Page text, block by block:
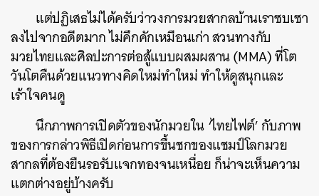
แต่ปฏิเสธไม่ได้ครับว่าวงการมวยสากลบ้านเราซบเซา
ลงไปจากอดีตมาก ไม่คึกคักเหมือนเก่า สวนทางกับ
มวยไทยและศิลปะการต่อสู้แบบผสมผสาน (MMA) ที่โต
วันโตคืนด้วยแนวทางคิดใหม่ทำใหม่ ทำให้ดูสนุกและ
เร้าใจคนดู
นึกภาพการเปิดตัวของนักมวยใน ‘ไทยไฟต์’ กับภาพ
ของการกล่าวพิธีเปิดก่อนการขึ้นชกของแชมป์โลกมวย
สากลที่ต้องยืนรอรับแจกทองจนเหนื่อย ก็น่าจะเห็นความ
แตกต่างอยู่บ้างครับ